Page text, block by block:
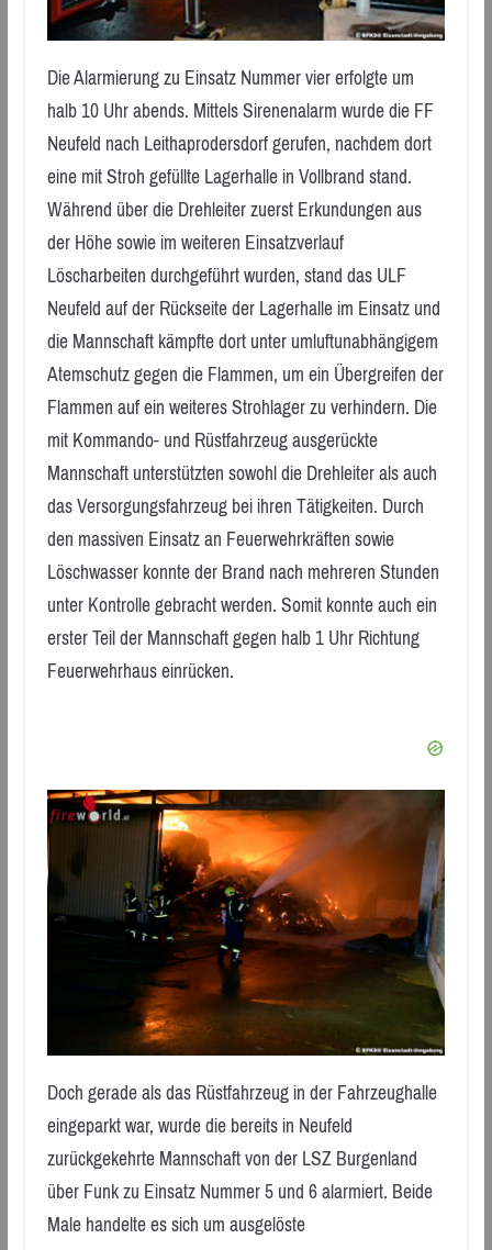
Die Alarmierung zu Einsatz Nummer vier erfolgte um
halb 10 Uhr abends. Mittels Sirenenalarm wurde die FF
Neufeld nach Leithaprodersdorf gerufen, nachdem dort
eine mit Stroh gefüllte Lagerhalle in Vollbrand stand.
Während über die Drehleiter zuerst Erkundungen aus
der Höhe sowie im weiteren Einsatzverlauf
Löscharbeiten durchgeführt wurden, stand das ULF
Neufeld auf der Rückseite der Lagerhalle im Einsatz und
die Mannschaft kämpfte dort unter umluftunabhängigem
Atemschutz gegen die Flammen, um ein Übergreifen der
Flammen auf ein weiteres Strohlager zu verhindern. Die
mit Kommando- und Rüstfahrzeug ausgerückte
Mannschaft unterstützten sowohl die Drehleiter als auch
das Versorgungsfahrzeug bei ihren Tätigkeiten. Durch
den massiven Einsatz an Feuerwehrkräften sowie
Löschwasser konnte der Brand nach mehreren Stunden
unter Kontrolle gebracht werden. Somit konnte auch ein
erster Teil der Mannschaft gegen halb 1 Uhr Richtung
Feuerwehrhaus einrücken.
Doch gerade als das Rüstfahrzeug in der Fahrzeughalle
eingeparkt war, wurde die bereits in Neufeld
zurückgekehrte Mannschaft von der LSZ Burgenland
über Funk zu Einsatz Nummer 5 und 6 alarmiert. Beide
Male handelte es sich um ausgelöste